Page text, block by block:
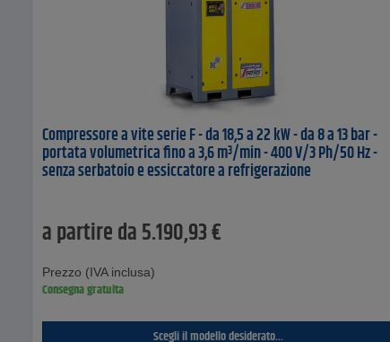
Compressore a vite serie F - da 18,5 a 22 kW - da 8 a 13 bar -
portata volumetrica fino a 3,6 m³/min - 400 V/3 Ph/50 Hz -
senza serbatoio e essiccatore a refrigerazione
a partire da5.190,93€
Prezzo (IVA inclusa)
Consegna gratuita
Scegli il modello desiderato...